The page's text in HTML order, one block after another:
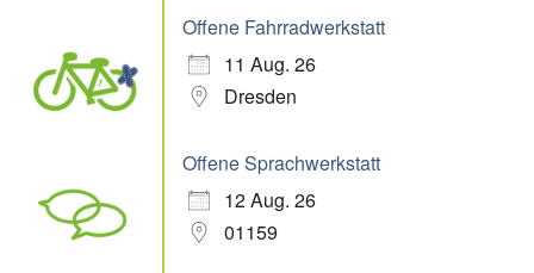
Offene Fahrradwerkstatt
11 Aug. 26
Dresden
Offene Sprachwerkstatt
12 Aug. 26
01159